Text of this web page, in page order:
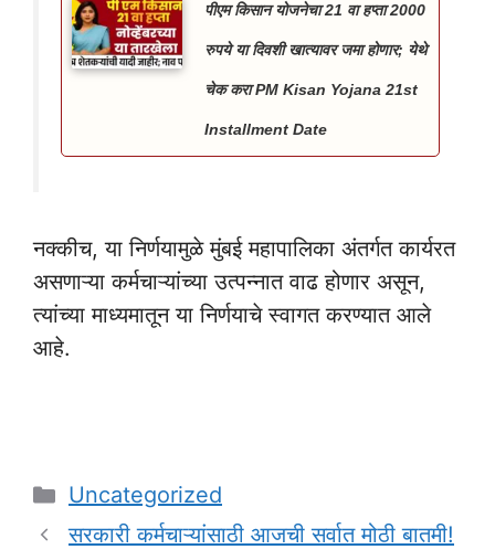
पीएम किसान योजनेचा 21 वा हप्ता 2000
रुपये या दिवशी खात्यावर जमा होणार; येथे
चेक करा PM Kisan Yojana 21st
Installment Date
नक्कीच, या निर्णयामुळे मुंबई महापालिका अंतर्गत कार्यरत
असणाऱ्या कर्मचाऱ्यांच्या उत्पन्नात वाढ होणार असून,
त्यांच्या माध्यमातून या निर्णयाचे स्वागत करण्यात आले
आहे.
Categories
Uncategorized
सरकारी कर्मचाऱ्यांसाठी आजची सर्वात मोठी बातमी!